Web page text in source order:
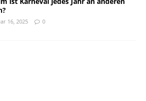
16, 2025 0